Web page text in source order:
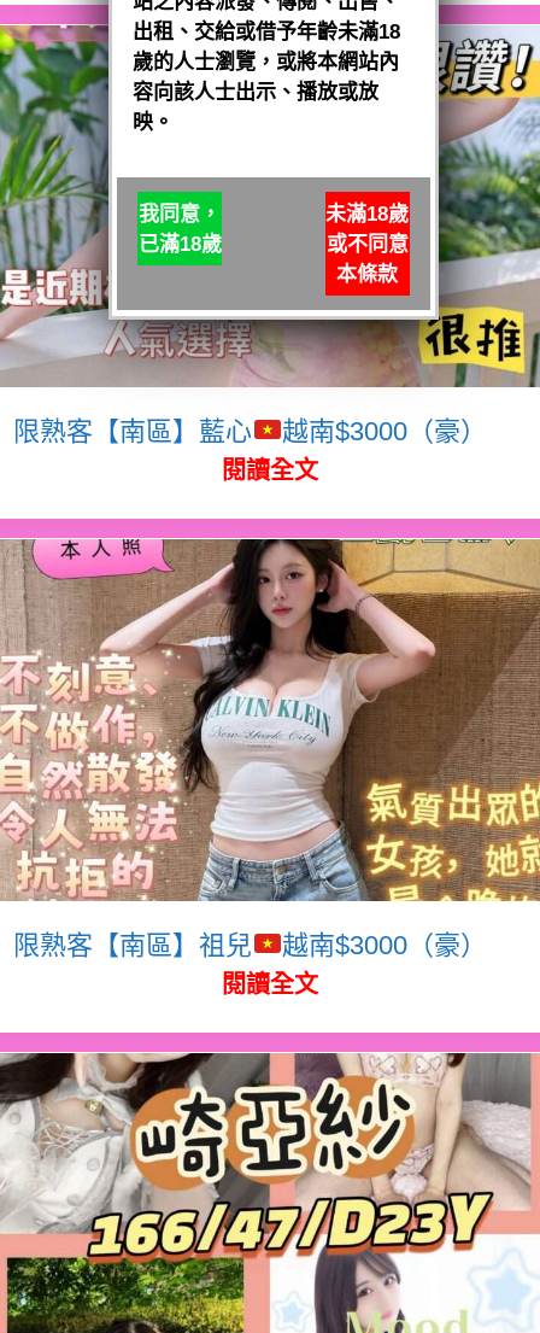
限熟客【南區】藍心 越南$3000（豪）
閱讀全文
限熟客【南區】祖兒 越南$3000（豪）
閱讀全文
出租、交給或借予年齡未滿18
歲的人士瀏覽，或將本網站內
容向該人士出示、播放或放
映。
我同意，
已滿18歲
未滿18歲
或不同意
本條款